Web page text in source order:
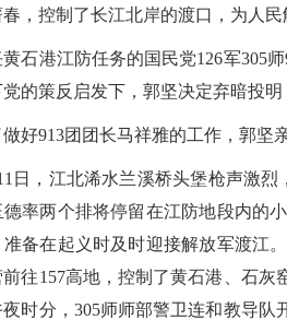
，控制了长江北岸的渡口，为人民
港江防任务的国民党126军305师
的策反启发下，郭坚决定弃暗投
913团团长马祥雅的工作，郭坚亲
，江北浠水兰溪桥头堡枪声激烈
率两个排将停留在江防地段内的
备在起义时及时迎接解放军渡江
往157高地，控制了黄石港、石
时分，305师师部警卫连和教导队